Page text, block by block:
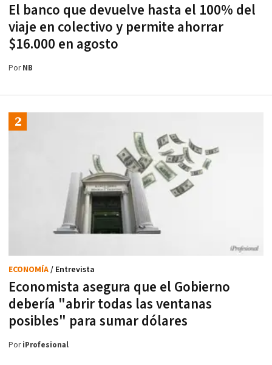
El banco que devuelve hasta el 100% del
viaje en colectivo y permite ahorrar
$16.000 en agosto
PorNB
Economista asegura que el Gobierno
debería "abrir todas las ventanas
posibles" para sumar dólares
ECONOMÍA/ Entrevista
PoriProfesional